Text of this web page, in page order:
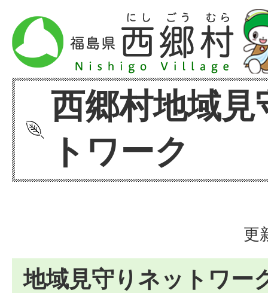
西郷村地域見
トワーク
更
地域見守りネットワー